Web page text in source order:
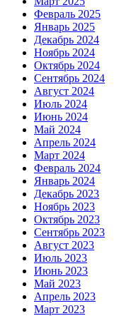
Февраль 2025
Январь 2025
Декабрь 2024
Ноябрь 2024
Октябрь 2024
Сентябрь 2024
Август 2024
Июль 2024
Июнь 2024
Май 2024
Апрель 2024
Март 2024
Февраль 2024
Январь 2024
Декабрь 2023
Ноябрь 2023
Октябрь 2023
Сентябрь 2023
Август 2023
Июль 2023
Июнь 2023
Май 2023
Апрель 2023
Март 2023